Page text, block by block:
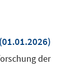
In
(01.01.2026)
der